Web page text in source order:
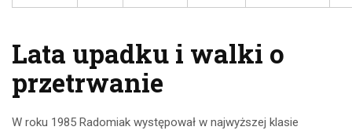
Lata upadku i walki o
przetrwanie
W roku 1985 Radomiak występował w najwyższej klasie